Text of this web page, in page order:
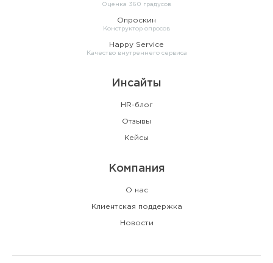
Оценка 360 градусов
Опроскин
Конструктор опросов
Happy Service
Качество внутреннего сервиса
Инсайты
HR-блог
Отзывы
Кейсы
Компания
О нас
Клиентская поддержка
Новости